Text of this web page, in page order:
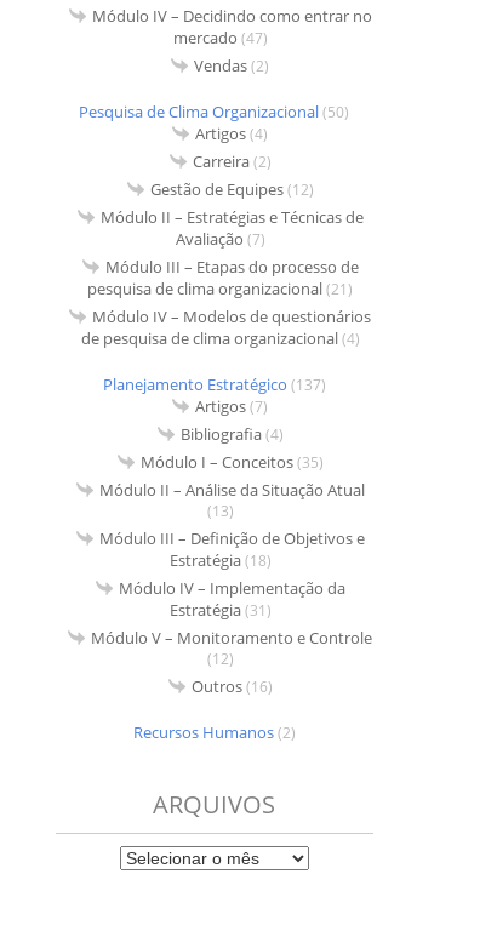
Módulo IV – Decidindo como entrar no
mercado (47)
Vendas(2)
Pesquisa de Clima Organizacional(50)
Artigos(4)
Carreira(2)
Gestão de Equipes(12)
Módulo II – Estratégias e Técnicas de
Avaliação (7)
Módulo III – Etapas do processo de
pesquisa de clima organizacional(21)
Módulo IV – Modelos de questionários
de pesquisa de clima organizacional(4)
Planejamento Estratégico (137)
Artigos(7)
Bibliografia(4)
Módulo I – Conceitos(35)
Módulo II – Análise da Situação Atual
(13)
Módulo III – Definição de Objetivos e
Estratégia(18)
Módulo IV – Implementação da
Estratégia(31)
Módulo V – Monitoramento e Controle
(12)
Outros(16)
Recursos Humanos(2)
ARQUIVOS